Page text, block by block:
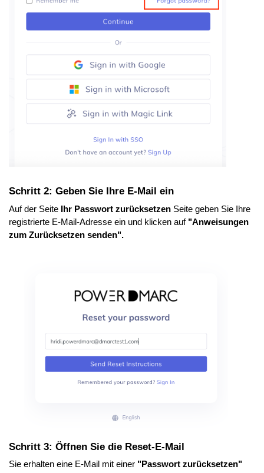
Schritt 2: Geben Sie Ihre E-Mail ein
Auf der Seite Ihr Passwort zurücksetzen Seite geben Sie Ihre
registrierte E-Mail-Adresse ein und klicken auf "Anweisungen
zum Zurücksetzen senden".
Schritt 3: Öffnen Sie die Reset-E-Mail
Sie erhalten eine E-Mail mit einer "Passwort zurücksetzen"